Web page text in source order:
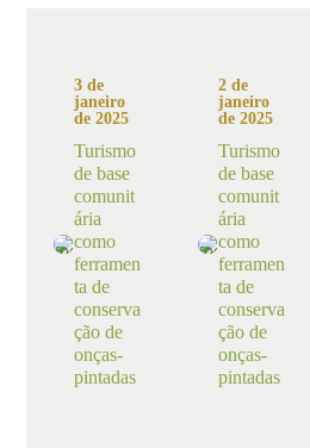
3 de
janeiro
de 2025
Turismo
de base
comunit
ária
como
ferramen
ta de
conserva
ção de
onças-
pintadas
2 de
janeiro
de 2025
Turismo
de base
comunit
ária
como
ferramen
ta de
conserva
ção de
onças-
pintadas